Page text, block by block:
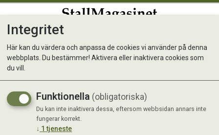
Equinatura Waterless
Shampoo
Rengör snabbt och utan vatten
Integritet
Här kan du värdera och anpassa de cookies vi använder på denna
webbplats. Du bestämmer! Aktivera eller inaktivera cookies som
du vill.
Funktionella (obligatoriska)
Du kan inte inaktivera dessa, eftersom webbsidan annars inte
fungerar korrekt.
↓ 1 tjeneste